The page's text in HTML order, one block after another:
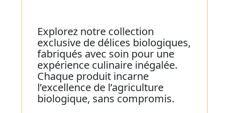
Explorez notre collection
exclusive de délices biologiques,
fabriqués avec soin pour une
expérience culinaire inégalée.
Chaque produit incarne
l’excellence de l’agriculture
biologique, sans compromis.